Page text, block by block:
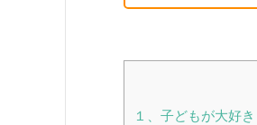
１、子どもが大好